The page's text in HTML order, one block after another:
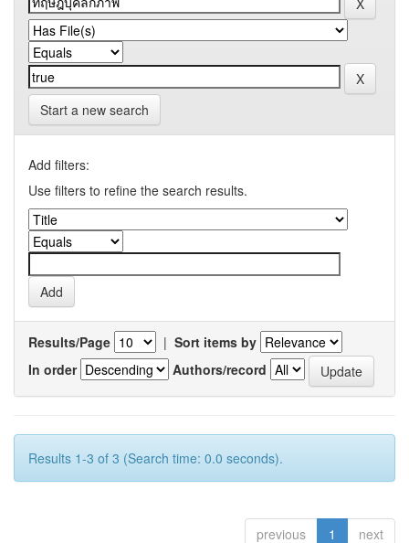
Start a new search
Add filters:
Use filters to refine the search results.
Results/Page | Sort items by
In order
Authors/record
Results 1-3 of 3 (Search time: 0.0 seconds).
previous 1 next